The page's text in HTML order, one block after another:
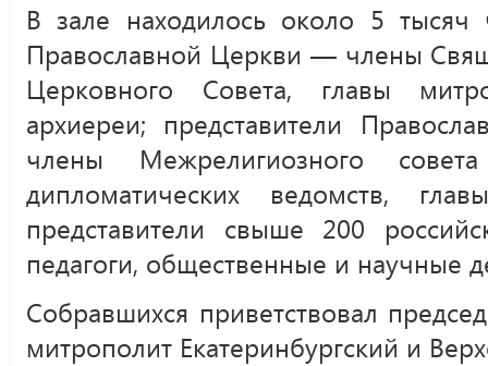
В зале находилось около 5 тысяч
Православной Церкви — члены
Церковного Совета, главы
архиереи; представители
члены Межрелигиозного
дипломатических ведомств,
представители свыше 200
педагоги, общественные и научные
Собравшихся приветствовал
митрополит Екатеринбургский и